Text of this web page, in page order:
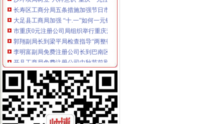
长寿区工商分局五条措施加强节日市如何一元钱办公司场监管和安全工作
大足县工商局加强 “十.一”如何一元钱办公司旅游黄金周期间监督管理工作
市重庆0元注册公司局组织举行重庆流通领域商品 （食品）检测车发车仪式
郭翔副局长到梁平局检查指导“两整顿”重庆一元注册公司工作
李明富副局免费注册公司长到巴南区工商分局考察调研
开县工商局免费注册公司中秋节前慰问受灾群众
万州区食品检测车上路执法筑起安全墙
市重庆一元注册公司企业信用促进会成立暨重守企业命名大会隆重举行
大渡口区工商分局一元注册公司大渡口区个私协会成功举办迎国庆文艺汇演
璧山县政协主席莫元礼对该县工商工作提出三点要求
潼南县工商局采取四项措施营造国庆节市0元注册公司场消费环境
巴南区工商分局五条措施加强国庆节旅游市如何一元钱办公司场秩序